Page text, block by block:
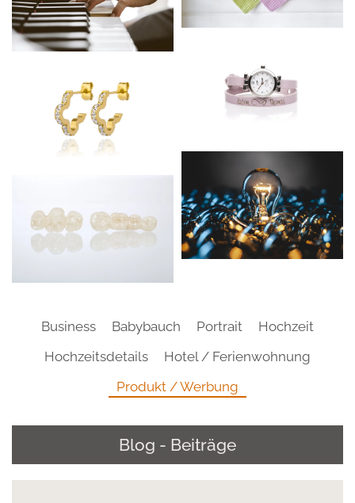
Business Babybauch Portrait
Hochzeit
Hochzeitsdetails
Hotel / Ferienwohnung
Produkt / Werbung
Blog - Beiträge